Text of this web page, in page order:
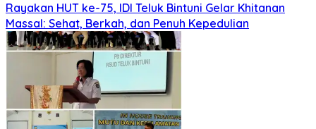
Rayakan HUT ke-75, IDI Teluk Bintuni Gelar Khitanan
Massal: Sehat, Berkah, dan Penuh Kepedulian